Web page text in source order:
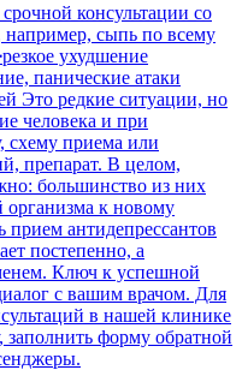
консультации со
например, сыпь по всему
ухудшение
панические атаки
Это редкие ситуации, но
человека и при
схему приема или
препарат. В целом,
большинство из них
организма к новому
прием антидепрессантов
постепенно, а
Ключ к успешной
с вашим врачом. Для
в нашей клинике
форму обратной